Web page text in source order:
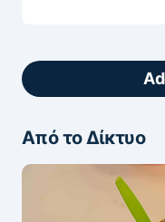
ΖΩΝΤΑΝΆ
Πάρτε μέρος στη
ελέγχεται άμεσα
Από το Δίκτυο